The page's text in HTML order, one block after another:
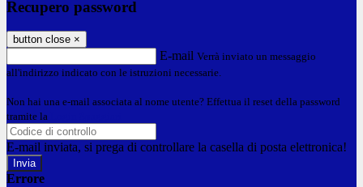
Recupero password
button close ×
E-mail Verrà inviato un messaggio
all'indirizzo indicato con le istruzioni necessarie.
Non hai una e-mail associata al nome utente? Effettua il reset della password
tramite la
E-mail inviata, si prega di controllare la casella di posta elettronica!
Errore